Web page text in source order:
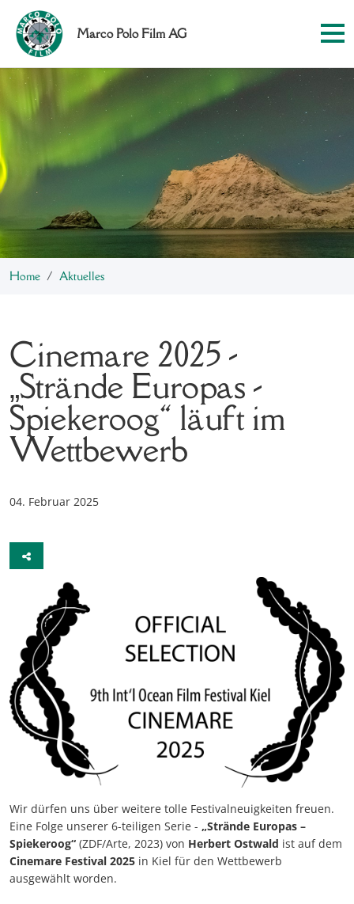
Marco Polo Film AG
Home Aktuelles
Cinemare 2025 -
„Strände Europas -
Spiekeroog“ läuft im
Wettbewerb
04. Februar 2025
Wir dürfen uns über weitere tolle Festivalneuigkeiten freuen.
Eine Folge unserer 6-teiligen Serie - „Strände Europas –
Spiekeroog“ (ZDF/Arte, 2023) von Herbert Ostwald ist auf dem
Cinemare Festival 2025 in Kiel für den Wettbewerb
ausgewählt worden.